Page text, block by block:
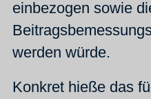
einbezogen sowie
werden würde.
Konkret hieße das